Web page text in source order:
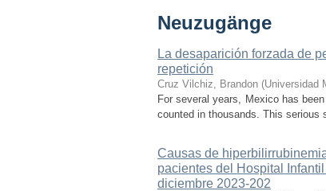
Neuzugänge
La desaparición forzada de
repetición
Cruz Vilchiz, Brandon (Universidad
For several years, Mexico has
counted in thousands. This serious
Causas de
pacientes del Hospital
diciembre 2023-202